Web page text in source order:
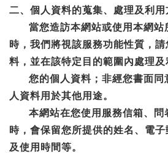
二、個人資料的蒐集、處理及利用
當您造訪本網站或使用本網站
時，我們將視該服務功能性質，
料，並在該特定目的範圍內處理及
您的個人資料；非經您書面同
人資料用於其他用途。
本網站在您使用服務信箱、問
時，會保留您所提供的姓名、電
及使用時間等。